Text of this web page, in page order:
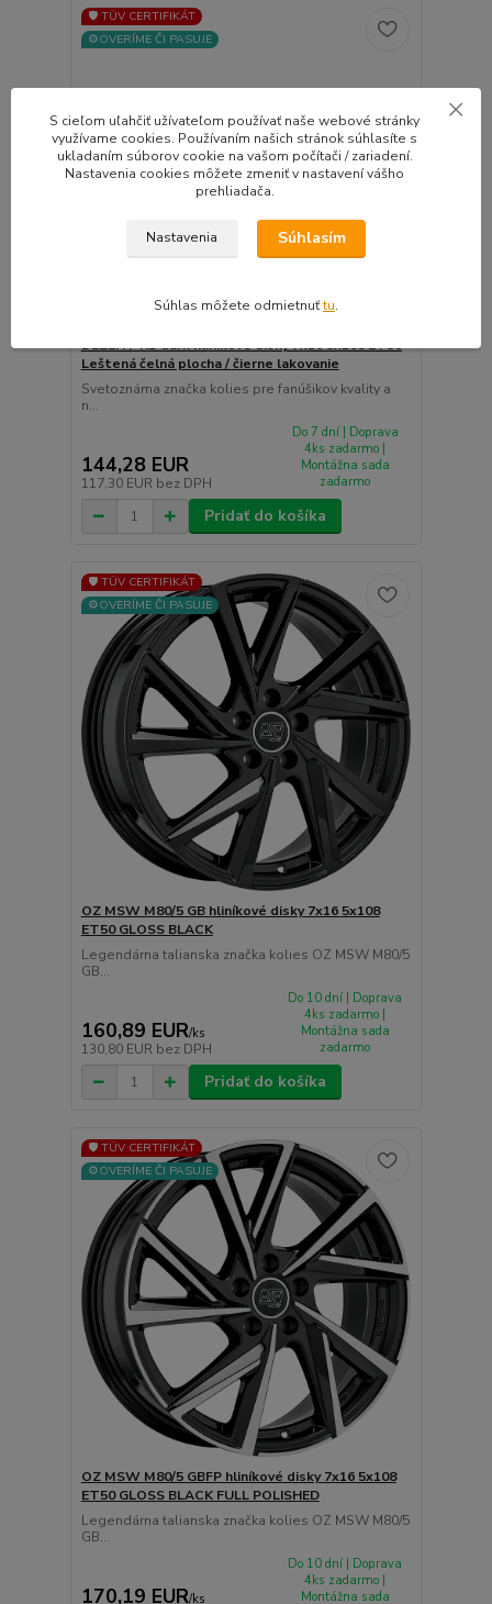
🛡️ TÜV CERTIFIKÁT
⚙️OVERÍME ČI PASUJE
DEZENT KB dark hliníkové disky 7x16 5x108 ET50
Leštená čelná plocha / čierne lakovanie
Svetoznáma značka kolies pre fanúšikov kvality a
n...
144,28 EUR
117,30 EUR bez DPH
Do 7 dní | Doprava
4ks zadarmo |
Montážna sada
zadarmo
Pridať do košíka
🛡️ TÜV CERTIFIKÁT
⚙️OVERÍME ČI PASUJE
OZ MSW M80/5 GB hliníkové disky 7x16 5x108
ET50 GLOSS BLACK
Legendárna talianska značka kolies OZ MSW M80/5
GB...
160,89 EUR/ks
130,80 EUR bez DPH
Do 10 dní | Doprava
4ks zadarmo |
Montážna sada
zadarmo
Pridať do košíka
🛡️ TÜV CERTIFIKÁT
⚙️OVERÍME ČI PASUJE
OZ MSW M80/5 GBFP hliníkové disky 7x16 5x108
ET50 GLOSS BLACK FULL POLISHED
Legendárna talianska značka kolies OZ MSW M80/5
GB...
170,19 EUR/ks
Do 10 dní | Doprava
4ks zadarmo |
Montážna sada
S cieľom uľahčiť užívateľom používať naše webové stránky
využívame cookies. Používaním našich stránok súhlasíte s
ukladaním súborov cookie na vašom počítači / zariadení.
Nastavenia cookies môžete zmeniť v nastavení vášho
prehliadača.
Nastavenia Súhlasím
Súhlas môžete odmietnuťtu.